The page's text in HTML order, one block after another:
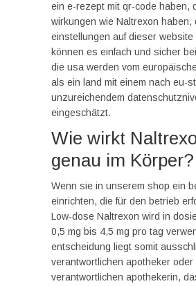
ein e-rezept mit qr-code haben,
wirkungen wie Naltrexon haben,
einstellungen auf dieser website
können es einfach und sicher
die usa werden vom
als ein land mit einem nach eu-
unzureichendem
eingeschätzt.
Wie wirkt
genau im Körper?
Wenn sie in unserem shop ein
einrichten, die für den betrieb
Low-dose Naltrexon wird in
0,5 mg bis 4,5 mg pro tag
entscheidung liegt somit
verantwortlichen apotheker oder
verantwortlichen apothekerin,